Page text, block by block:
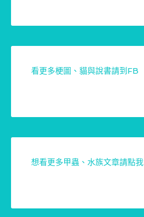
看更多梗圖、貓與說書請到FB
想看更多甲蟲、水族文章請點我